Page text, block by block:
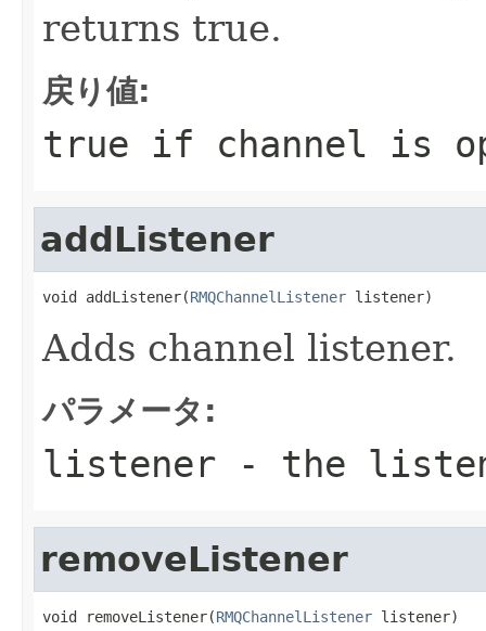
returns true.
戻り値:
true if channel is
addListener
void addListener(RMQChannelListener listener)
Adds channel listener.
パラメータ:
listener - the
removeListener
void removeListener(RMQChannelListener listener)